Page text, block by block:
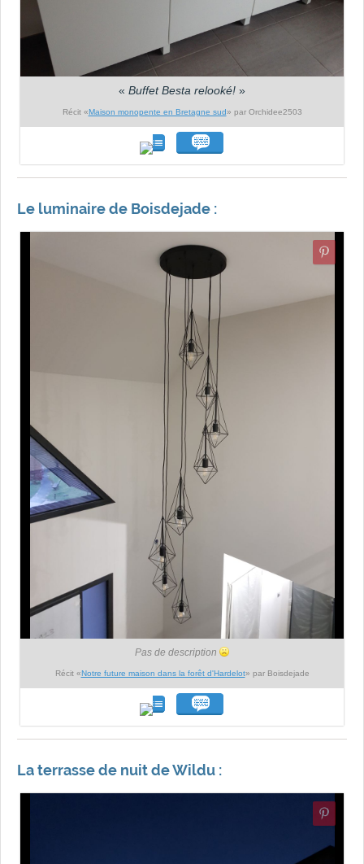
« Buffet Besta relooké! »
Récit «Maison monopente en Bretagne sud» par Orchidee2503
Le luminaire de Boisdejade :
Pas de description
Récit «Notre future maison dans la forêt d'Hardelot» par Boisdejade
La terrasse de nuit de Wildu :